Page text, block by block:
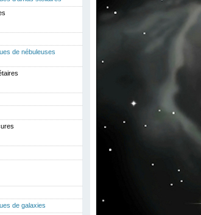
de nébuleuses
de galaxies